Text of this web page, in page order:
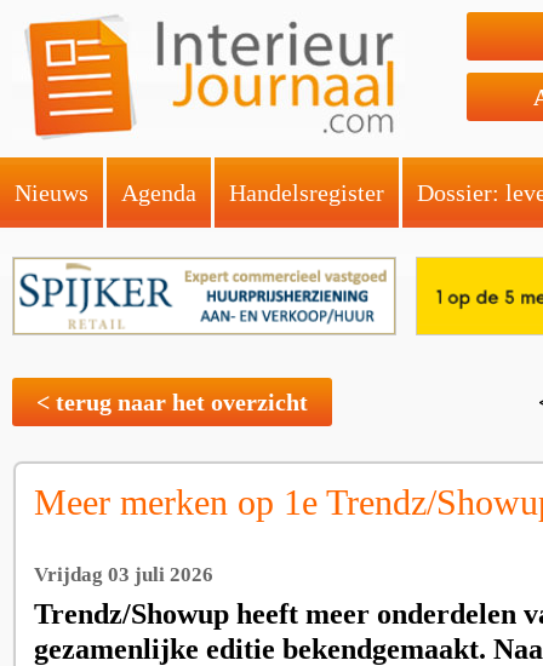
Nieuws Agenda Handelsregister Dossier:
< terug naar het overzicht
Meer merken op 1e Trendz/
Vrijdag 03 juli 2026
Trendz/Showup heeft meer onderdelen
gezamenlijke editie bekendgemaakt.